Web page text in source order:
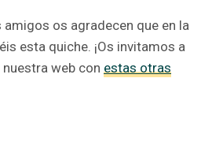
os agradecen que en la
esta quiche. ¡Os invitamos a
web con estas otras